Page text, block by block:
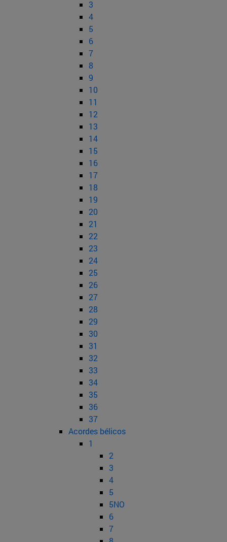
3
4
5
6
7
8
9
10
11
12
13
14
15
16
17
18
19
20
21
22
23
24
25
26
27
28
29
30
31
32
33
34
35
36
37
Acordes bélicos
1
2
3
4
5
5NO
6
7